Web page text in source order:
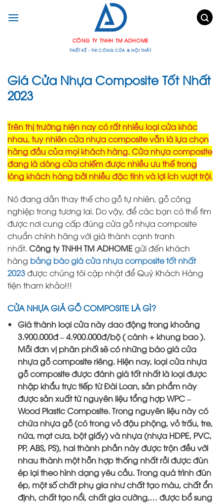
đến
CÔNG TY TNHH TM ADHOME
THIẾT KẾ - THI CÔNG CỬA & NỘI THẤT
Giá Cửa Nhựa Composite Tốt Nhất
2023
Trên thị trường hiện nay có rất nhiều loại cửa khác
nhau, tuy nhiên cửa nhựa composite vẫn là lựa chọn
hàng đầu của mọi khách hàng. Cửa nhựa composite
đang là dòng cửa chiếm được nhiều ưu thế trong
lòng khách hàng bởi nhiều đặc tính và lợi ích vượt trội.
Nó đang dần thay thế cho gỗ tự nhiên, gỗ công
nghiệp trong tương lai. Do vậy, để các bạn có thể tìm
được nơi cung cấp đúng cửa gỗ nhựa composite
chuẩn chính hãng với giá thành cạnh tranh
nhất. Công ty TNHH TM ADHOMEgửi đến khách
hàng bảng báo giá cửa nhựa composite tốt nhất
2023được chúng tôi cập nhật để Quý Khách Hàng
tiện tham khảo!!!
CỬA NHỰA GIẢ GỖ COMPOSITE LÀ GÌ?
Giá thành loại cửa này dao động trong khoảng
3.900.000đ – 4.900.000đ/bộ ( cánh + khung bao ).
Mỗi đơn vị phân phối sẽ có những báo giá cửa
nhựa gỗ composite riêng. Hiện nay, loại cửa nhựa
gỗ composite được đánh giá tốt nhất là loại được
nhập khẩu trực tiếp từ Đài Loan, sản phẩm này
được sản xuất từ nguyên liệu tổng hợp WPC –
Wood Plastic Composite. Trong nguyên liệu này có
chứa nhựa gỗ (có trong vỏ đậu phộng, vỏ trấu, tre,
nứa, mạt cưa, bột giấy) và nhựa (nhựa HDPE, PVC,
PP, ABS, PS), hai thành phần này được trộn đều với
nhau thành một hỗn hợp thống nhất rồi được đùn
ép lại theo hình dạng yêu cầu. Trong quá trình đùn
ép, một số chất phụ gia như chất tạo màu, chất ổn
định, chất tạo nổi, chất gia cường,… được bổ sung